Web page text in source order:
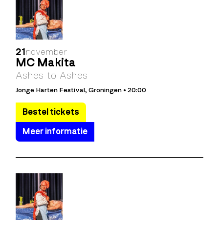
21 november
MC Makita
Ashes to Ashes
Jonge Harten Festival, Groningen • 20:00
Bestel tickets
Meer informatie